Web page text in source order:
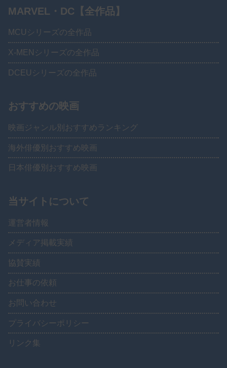
MARVEL・DC【全作品】
MCUシリーズの全作品
X-MENシリーズの全作品
DCEUシリーズの全作品
おすすめの映画
映画ジャンル別おすすめランキング
海外俳優別おすすめ映画
日本俳優別おすすめ映画
当サイトについて
運営者情報
メディア掲載実績
協賛実績
お仕事の依頼
お問い合わせ
プライバシーポリシー
リンク集